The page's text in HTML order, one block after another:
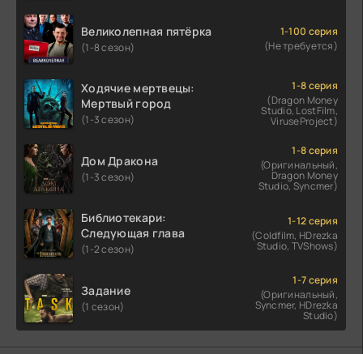
Великолепная пятёрка
(1-8 сезон)
1-100 серия
(Не требуется)
Ходячие мертвецы:
Мертвый город
(1-3 сезон)
1-8 серия
(Dragon Money
Studio, LostFilm,
ViruseProject)
Дом Дракона
(1-3 сезон)
1-8 серия
(Оригинальный,
Dragon Money
Studio, Syncmer)
Библиотекари:
Следующая глава
(1-2 сезон)
1-12 серия
(Coldfilm, HDrezka
Studio, TVShows)
Задание
(1 сезон)
1-7 серия
(Оригинальный,
Syncmer, HDrezka
Studio)